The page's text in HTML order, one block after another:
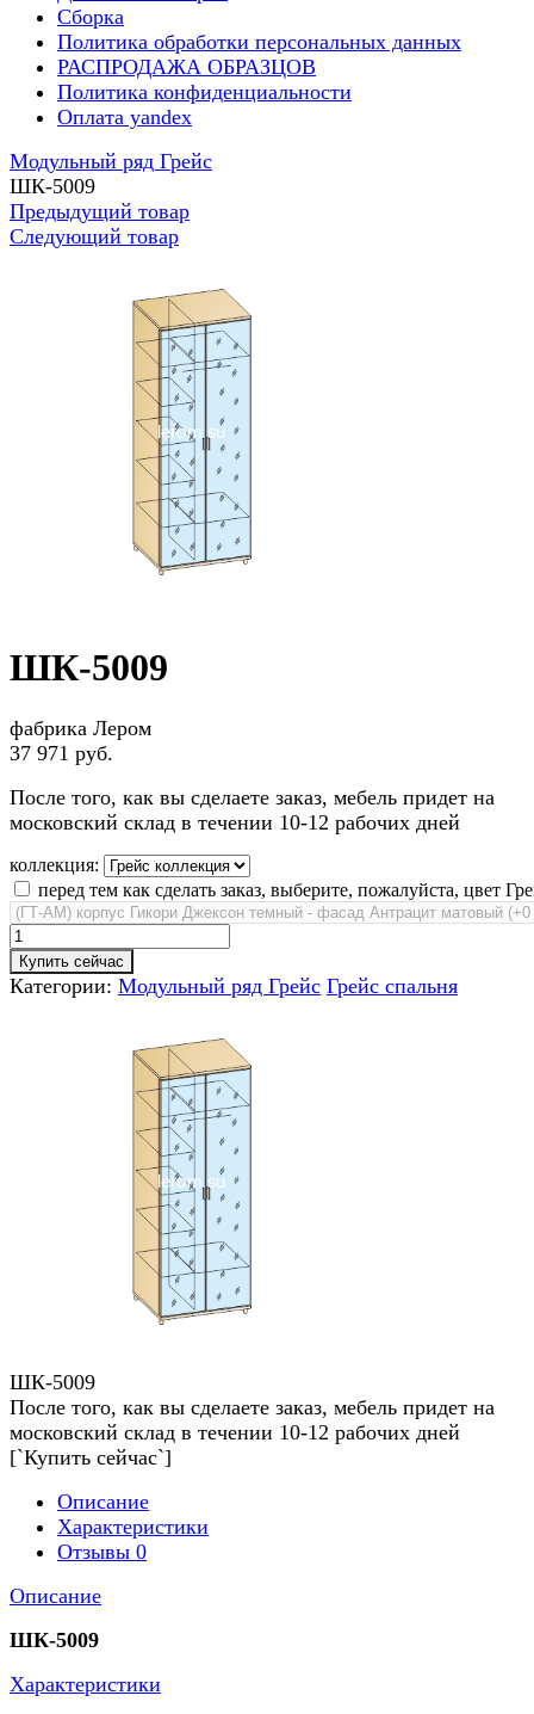
Сборка
Политика обработки персональных данных
РАСПРОДАЖА ОБРАЗЦОВ
Политика конфиденциальности
Оплата yandex
Модульный ряд Грейс
ШК-5009
Предыдущий товар
Следующий товар
ШК-5009
фабрика Лером
37 971 руб.
После того, как вы сделаете заказ, мебель придет на
московский склад в течении 10-12 рабочих дней
коллекция:
перед тем как сделать заказ, выберите, пожалуйста, цвет
Купить сейчас
Категории: Модульный ряд Грейс Грейс спальня
ШК-5009
После того, как вы сделаете заказ, мебель придет на
московский склад в течении 10-12 рабочих дней
[`Купить сейчас`]
Описание
Характеристики
Отзывы 0
Описание
ШК-5009
Характеристики